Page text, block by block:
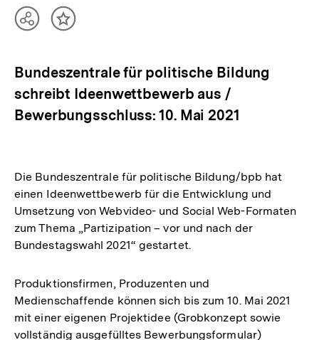
TeilenInhalt
Bundeszentrale für politische Bildung
schreibt Ideenwettbewerb aus /
Bewerbungsschluss: 10. Mai 2021
Die Bundeszentrale für politische Bildung/bpb hat
einen Ideenwettbewerb für die Entwicklung und
Umsetzung von Webvideo- und Social Web-Formaten
zum Thema „Partizipation – vor und nach der
Bundestagswahl 2021“ gestartet.
Produktionsfirmen, Produzenten und
Medienschaffende können sich bis zum 10. Mai 2021
mit einer eigenen Projektidee (Grobkonzept sowie
vollständig ausgefülltes Bewerbungsformular)